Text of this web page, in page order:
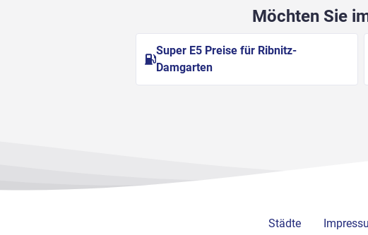
Möchten Sie
Super E5 Preise für Ribnitz-
Damgarten
Städte